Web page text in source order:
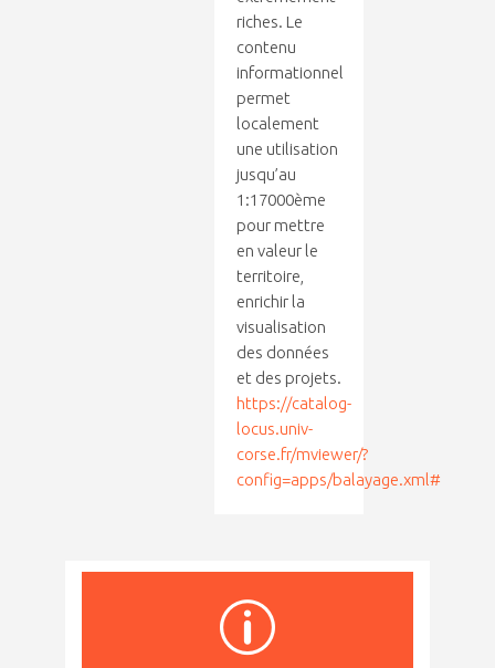
riches. Le
contenu
informationnel
permet
localement
une utilisation
jusqu’au
1:17000ème
pour mettre
en valeur le
territoire,
enrichir la
visualisation
des données
et des projets.
https://catalog-
locus.univ-
corse.fr/mviewer/?
config=apps/balayage.xml#